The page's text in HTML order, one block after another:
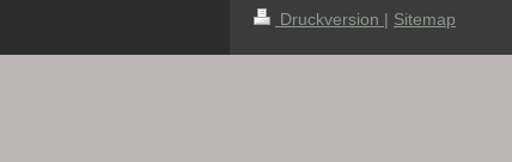
Druckversion | Sitemap